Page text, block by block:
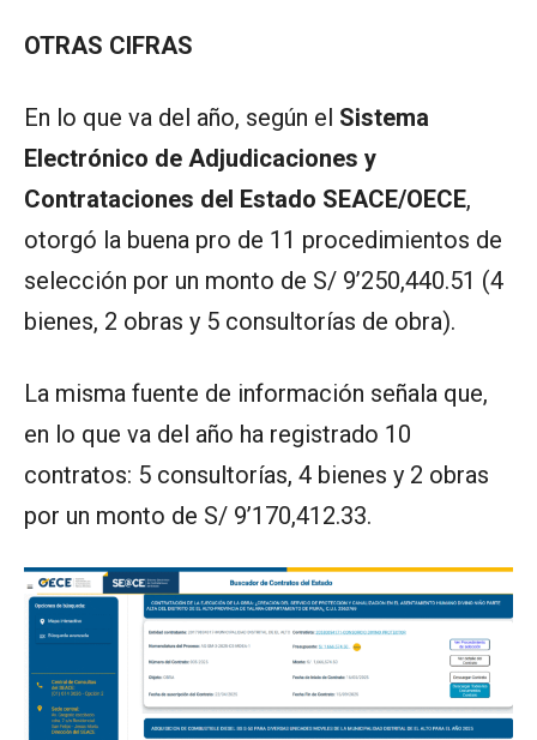
OTRAS CIFRAS
En lo que va del año, según el Sistema
Electrónico de Adjudicaciones y
Contrataciones del Estado SEACE/OECE,
otorgó la buena pro de 11 procedimientos de
selección por un monto de S/ 9’250,440.51 (4
bienes, 2 obras y 5 consultorías de obra).
La misma fuente de información señala que,
en lo que va del año ha registrado 10
contratos: 5 consultorías, 4 bienes y 2 obras
por un monto de S/ 9’170,412.33.